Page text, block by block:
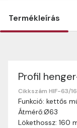
Termékleírás
Profil
Cikkszám HIF-63/
Funkció: kettős
Átmérő:Ø63
Lökethossz: 160
Szállítási
Nagyon
vásárlásaitokhoz.
információinkat,